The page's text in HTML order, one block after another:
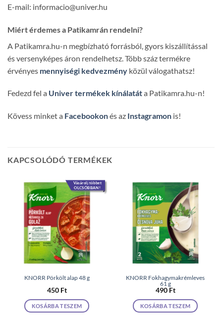
E-mail: informacio@univer.hu
Miért érdemes a Patikamrán rendelni?
A Patikamra.hu-n megbízható forrásból, gyors kiszállítással
és versenyképes áron rendelhetsz. Több száz termékre
érvényes mennyiségi kedvezmény közül válogathatsz!
Fedezd fel a Univer termékek kínálatáta Patikamra.hu-n!
Kövess minket a Facebookonés az Instagramon is!
KAPCSOLÓDÓ TERMÉKEK
Vásárolj többet
OLCSÓBBAN!
KNORR Pörkölt alap 48 g
450 Ft
KOSÁRBA TESZEM
KNORR Fokhagymakrémleves
61 g
490 Ft
KOSÁRBA TESZEM